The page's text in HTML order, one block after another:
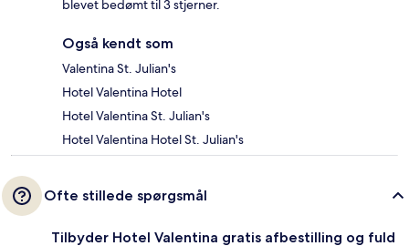
blevet bedømt til 3 stjerner.
Også kendt som
Valentina St. Julian's
Hotel Valentina Hotel
Hotel Valentina St. Julian's
Hotel Valentina Hotel St. Julian's
Ofte stillede spørgsmål
Tilbyder Hotel Valentina gratis afbestilling og fuld